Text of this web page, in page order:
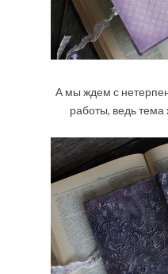
А мы ждем с
работы, ведь